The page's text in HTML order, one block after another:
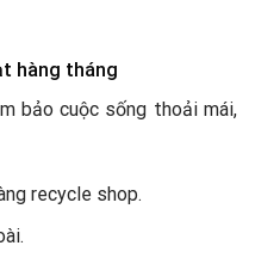
hàng tháng
bảo cuộc sống thoải mái,
recycle shop.